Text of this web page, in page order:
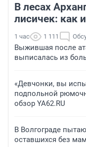
В лесах
лисичек: как
1 час 1 111
Выжившая после
выписалась из
«Девчонки, вы
подпольной
обзор YA62.RU
В Волгограде
оставшихся без